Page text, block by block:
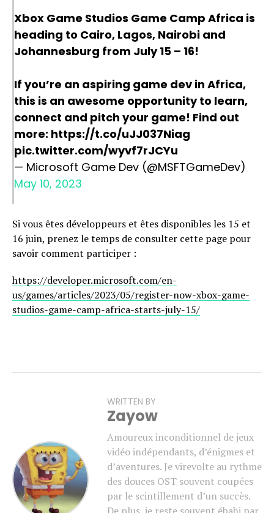
Xbox Game Studios Game Camp Africa is
heading to Cairo, Lagos, Nairobi and
Johannesburg from July 15 – 16!
If you’re an aspiring game dev in Africa,
this is an awesome opportunity to learn,
connect and pitch your game! Find out
more: https://t.co/uJJ037Niag
pic.twitter.com/wyvf7rJCYu
— Microsoft Game Dev (@MSFTGameDev)
May 10, 2023
Si vous êtes développeurs et êtes disponibles les 15 et
16 juin, prenez le temps de consulter cette page pour
savoir comment participer :
https://developer.microsoft.com/en-
us/games/articles/2023/05/register-now-xbox-game-
studios-game-camp-africa-starts-july-15/
WRITTEN BY
Zayow
Amoureux inconditionnel de jeux
vidéo indépendants, d’énigmes et
d’aventures. Je virevolte au rythme
des douces OST souvent coupées
par le scintillement d’un succès.